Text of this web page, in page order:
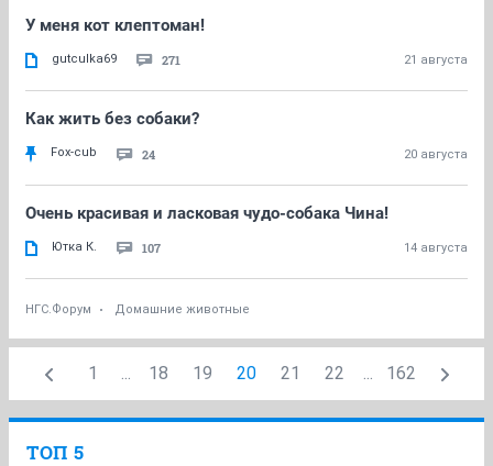
У меня кот клептоман!
gutculka69 271 21 августа
Как жить без собаки?
Fox-cub 24 20 августа
Очень красивая и ласковая чудо-собака Чина!
Ютка К. 107 14 августа
НГС.Форум Домашние животные
1 ... 18 19 20 21 22 ... 162
ТОП 5